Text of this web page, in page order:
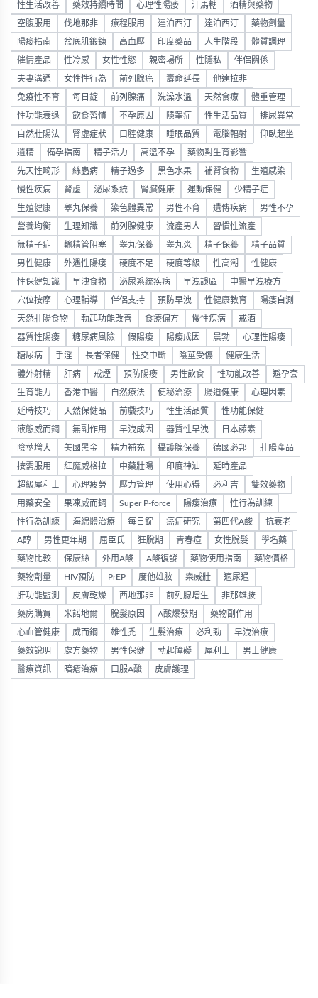
性生活改善 藥效持續時間 心理性陽痿 汗馬糖 酒精與藥物
空腹服用 伐地那非 療程服用 達泊西汀 達泊西汀 藥物劑量
陽痿指南 盆底肌鍛鍊 高血壓 印度藥品 人生階段 體質調理
催情產品 性冷感 女性性慾 親密場所 性隱私 伴侶關係
夫妻溝通 女性性行為 前列腺癌 壽命延長 他達拉非
免疫性不育 每日錠 前列腺痛 洗澡水溫 天然食療 體重管理
性功能衰退 飲食習慣 不孕原因 隱睾症 性生活品質 排尿異常
自然壯陽法 腎虛症狀 口腔健康 睡眠品質 電腦輻射 仰臥起坐
遺精 備孕指南 精子活力 高溫不孕 藥物對生育影響
先天性畸形 絲蟲病 精子過多 黑色水果 補腎食物 生殖感染
慢性疾病 腎虛 泌尿系統 腎臟健康 運動保健 少精子症
生殖健康 睾丸保養 染色體異常 男性不育 遺傳疾病 男性不孕
營養均衡 生理知識 前列腺健康 流產男人 習慣性流產
無精子症 輸精管阻塞 睾丸保養 睾丸炎 精子保養 精子品質
男性健康 外遇性陽痿 硬度不足 硬度等級 性高潮 性健康
性保健知識 早洩食物 泌尿系統疾病 早洩誤區 中醫早洩療方
穴位按摩 心理輔導 伴侶支持 預防早洩 性健康教育 陽痿自測
天然壯陽食物 勃起功能改善 食療偏方 慢性疾病 戒酒
器質性陽痿 糖尿病風險 假陽痿 陽痿成因 晨勃 心理性陽痿
糖尿病 手淫 長者保健 性交中斷 陰莖受傷 健康生活
體外射精 肝病 戒煙 預防陽痿 男性飲食 性功能改善 避孕套
生育能力 香港中醫 自然療法 便秘治療 腸道健康 心理因素
延時技巧 天然保健品 前戲技巧 性生活品質 性功能保健
液態威而鋼 無副作用 早洩成因 器質性早洩 日本藤素
陰莖增大 美國黑金 精力補充 攝護腺保養 德國必邦 壯陽產品
按需服用 紅魔威格拉 中藥壯陽 印度神油 延時產品
超級犀利士 心理疲勞 壓力管理 使用心得 必利吉 雙效藥物
用藥安全 果凍威而鋼 Super P-force 陽痿治療 性行為訓練
性行為訓練 海綿體治療 每日錠 癌症研究 第四代A酸 抗衰老
A醇 男性更年期 屈臣氏 狂脫期 青春痘 女性脫髮 學名藥
藥物比較 保康絲 外用A酸 A酸復發 藥物使用指南 藥物價格
藥物劑量 HIV預防 PrEP 度他雄胺 樂威壯 適尿通
肝功能監測 皮膚乾燥 西地那非 前列腺增生 非那雄胺
藥房購買 米諾地爾 脫髮原因 A酸爆發期 藥物副作用
心血管健康 威而鋼 雄性禿 生髮治療 必利勁 早洩治療
藥效說明 處方藥物 男性保健 勃起障礙 犀利士 男士健康
醫療資訊 暗瘡治療 口服A酸 皮膚護理